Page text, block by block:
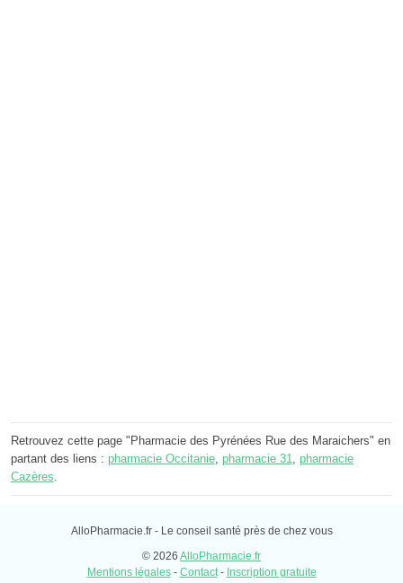
Retrouvez cette page "Pharmacie des Pyrénées Rue des Maraichers" en
partant des liens : pharmacie Occitanie pharmacie 31
pharmacie
Cazères
AlloPharmacie.fr - Le conseil santé près de chez vous
© 2026 AlloPharmacie.fr
Mentions légales- Contact- Inscription gratuite